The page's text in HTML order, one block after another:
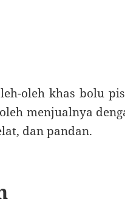
oleh khas bolu
menjualnya
dan pandan.